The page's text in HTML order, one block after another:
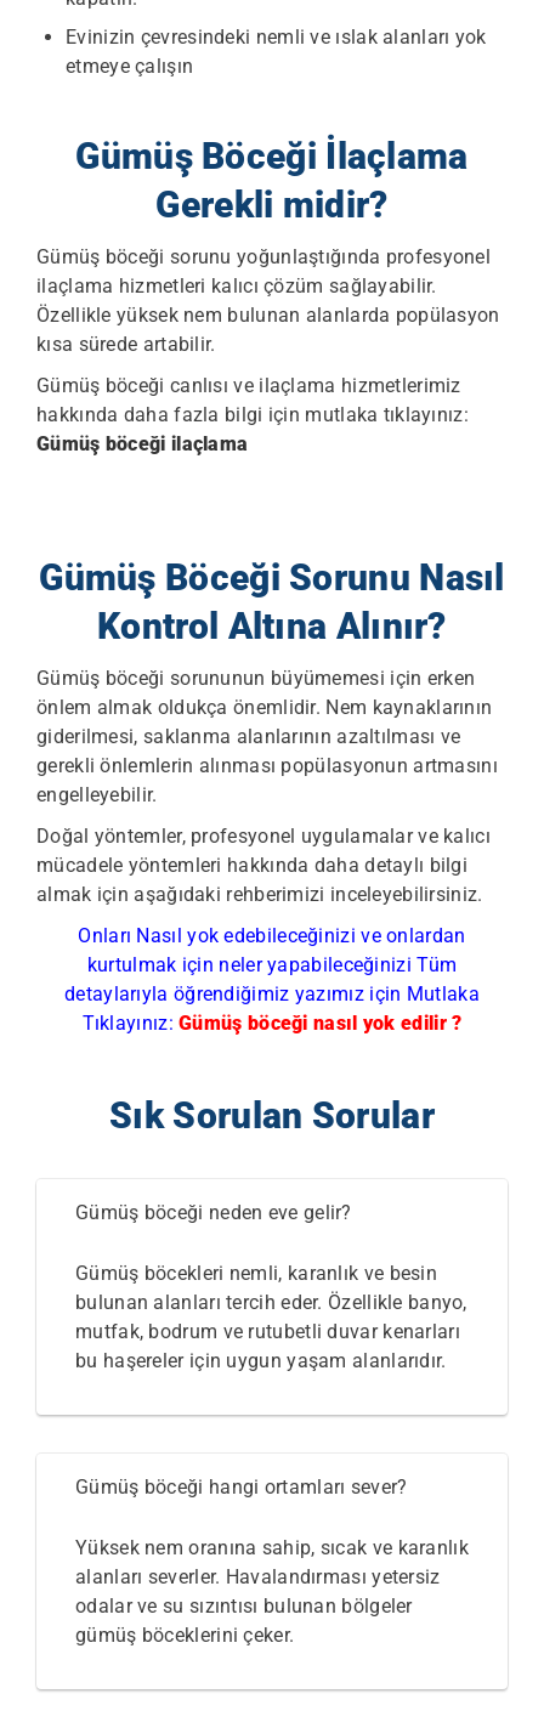
Evinizin çevresindeki nemli ve ıslak alanları yok
etmeye çalışın
Gümüş Böceği İlaçlama
Gerekli midir?
Gümüş böceği sorunu yoğunlaştığında profesyonel
ilaçlama hizmetleri kalıcı çözüm sağlayabilir.
Özellikle yüksek nem bulunan alanlarda popülasyon
kısa sürede artabilir.
Gümüş böceği canlısı ve ilaçlama hizmetlerimiz
hakkında daha fazla bilgi için mutlaka tıklayınız:
Gümüş böceği ilaçlama
Gümüş Böceği Sorunu Nasıl
Kontrol Altına Alınır?
Gümüş böceği sorununun büyümemesi için erken
önlem almak oldukça önemlidir. Nem kaynaklarının
giderilmesi, saklanma alanlarının azaltılması ve
gerekli önlemlerin alınması popülasyonun artmasını
engelleyebilir.
Doğal yöntemler, profesyonel uygulamalar ve kalıcı
mücadele yöntemleri hakkında daha detaylı bilgi
almak için aşağıdaki rehberimizi inceleyebilirsiniz.
Onları Nasıl yok edebileceğinizi ve onlardan
kurtulmak için neler yapabileceğinizi Tüm
detaylarıyla öğrendiğimiz yazımız için Mutlaka
Tıklayınız: Gümüş böceği nasıl yok edilir ?
Sık Sorulan Sorular
Gümüş böceği neden eve gelir?
Gümüş böcekleri nemli, karanlık ve besin
bulunan alanları tercih eder. Özellikle banyo,
mutfak, bodrum ve rutubetli duvar kenarları
bu haşereler için uygun yaşam alanlarıdır.
Gümüş böceği hangi ortamları sever?
Yüksek nem oranına sahip, sıcak ve karanlık
alanları severler. Havalandırması yetersiz
odalar ve su sızıntısı bulunan bölgeler
gümüş böceklerini çeker.